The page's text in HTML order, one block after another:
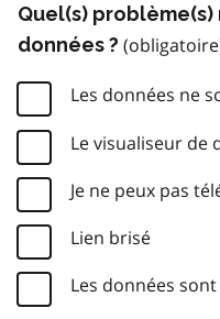
Quel(s)
données ?
Les données ne
Le visualiseur de
Je ne peux pas
Lien brisé
Les données